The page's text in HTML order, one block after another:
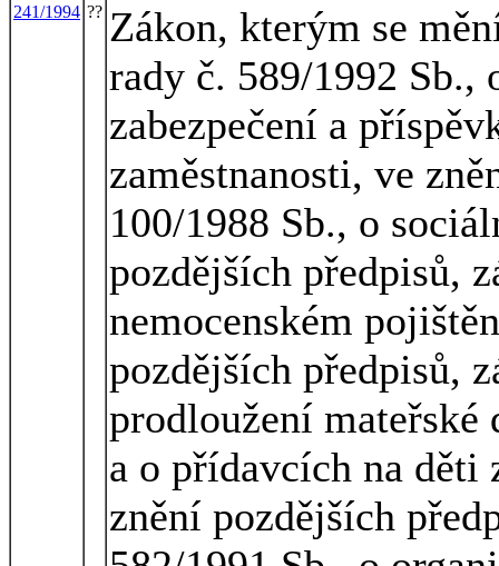
241/1994 ?? Zákon, kterým se
rady č. 589/1992 Sb.,
zabezpečení a
zaměstnanosti, ve
100/1988 Sb., o
pozdějších předpisů,
nemocenském
pozdějších předpisů,
prodloužení mateřské
a o přídavcích na děti
znění pozdějších